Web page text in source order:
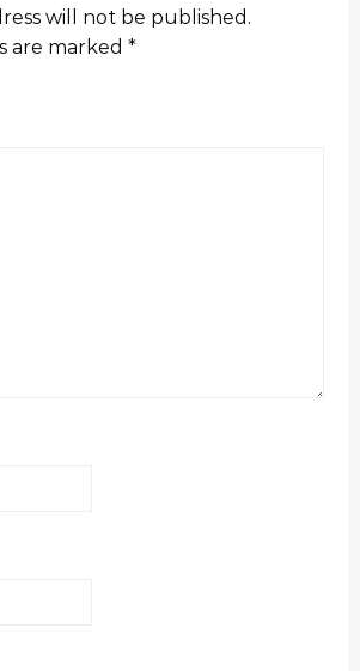
will not be published.
are marked *